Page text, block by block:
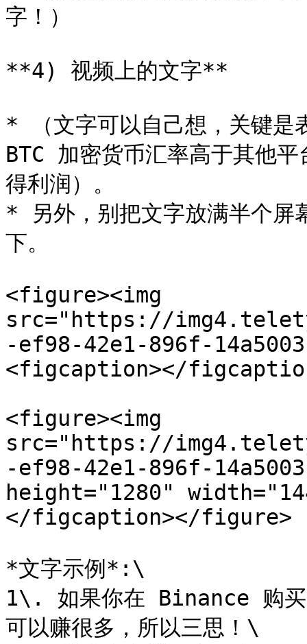
字！）
**4) 视频上的文字**
* （文字可以自己想，关键是
BTC 加密货币汇率高于其他
得利润）。
* 另外，别把文字放满半个屏
下。
<figure><img
src="https://
-ef98-42e1-896f-
<figcaption></
<figure><img
src="https://
-ef98-42e1-896f-
height="1280"
</figcaption></figure>
*文字示例*:\
1\. 如果你在 Binance 购买
可以赚很多，所以三思！\